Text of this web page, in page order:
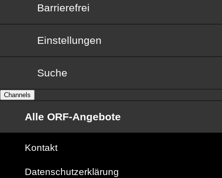
Barrierefrei
Barrierefrei
Einstellungen
Suche
Channels
Alle ORF-Angebote
Kontakt
Datenschutzerklärung